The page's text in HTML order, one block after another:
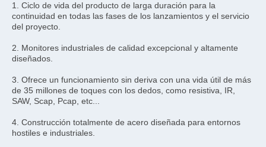
1. Ciclo de vida del producto de larga duración para la
continuidad en todas las fases de los lanzamientos y el servicio
del proyecto.
2. Monitores industriales de calidad excepcional y altamente
diseñados.
3. Ofrece un funcionamiento sin deriva con una vida útil de más
de 35 millones de toques con los dedos, como resistiva, IR,
SAW, Scap, Pcap, etc...
4. Construcción totalmente de acero diseñada para entornos
hostiles e industriales.